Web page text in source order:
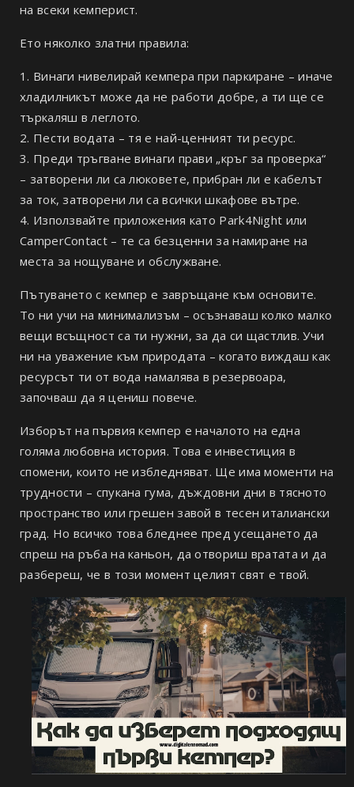
на всеки кемперист.
Ето няколко златни правила:
Винаги нивелирай кемпера при паркиране – иначе
хладилникът може да не работи добре, а ти ще се
търкаляш в леглото.
Пести водата – тя е най-ценният ти ресурс.
Преди тръгване винаги прави „кръг за проверка“
– затворени ли са люковете, прибран ли е кабелът
за ток, затворени ли са всички шкафове вътре.
Използвайте приложения като Park4Night или
CamperContact – те са безценни за намиране на
места за нощуване и обслужване.
Пътуването с кемпер е завръщане към основите.
То ни учи на минимализъм – осъзнаваш колко малко
вещи всъщност са ти нужни, за да си щастлив. Учи
ни на уважение към природата – когато виждаш как
ресурсът ти от вода намалява в резервоара,
започваш да я цениш повече.
Изборът на първия кемпер е началото на една
голяма любовна история. Това е инвестиция в
спомени, които не избледняват. Ще има моменти на
трудности – спукана гума, дъждовни дни в тясното
пространство или грешен завой в тесен италиански
град. Но всичко това бледнее пред усещането да
спреш на ръба на каньон, да отвориш вратата и да
разбереш, че в този момент целият свят е твой.